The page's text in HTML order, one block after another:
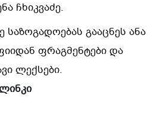
ჩხიკვაძე.
საზოგადოებას გააცნეს ანა
ფრაგმენტები და
ლექსები.